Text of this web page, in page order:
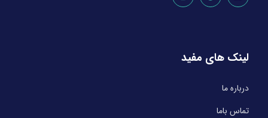
لینک های مفید
درباره ما
تماس باما